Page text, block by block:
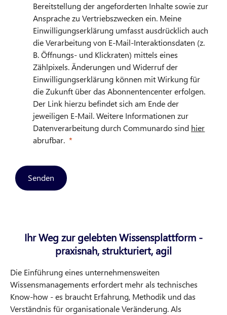
Bereitstellung der angeforderten Inhalte sowie zur
Ansprache zu Vertriebszwecken ein. Meine
Einwilligungserklärung umfasst ausdrücklich auch
die Verarbeitung von E-Mail-Interaktionsdaten (z.
B. Öffnungs- und Klickraten) mittels eines
Zählpixels. Änderungen und Widerruf der
Einwilligungserklärung können mit Wirkung für
die Zukunft über das Abonnentencenter erfolgen.
Der Link hierzu befindet sich am Ende der
jeweiligen E-Mail. Weitere Informationen zur
Datenverarbeitung durch Communardo sind hier
abrufbar.
Senden
Ihr Weg zur gelebten Wissensplattform -
praxisnah, strukturiert, agil
Die Einführung eines unternehmensweiten
Wissensmanagements erfordert mehr als technisches
Know-how - es braucht Erfahrung, Methodik und das
Verständnis für organisationale Veränderung. Als